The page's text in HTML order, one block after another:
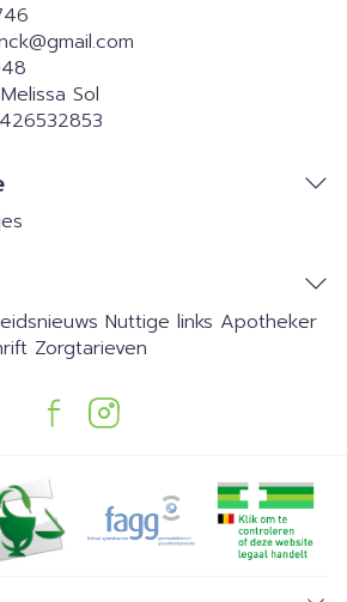
gmail.com
Melissa Sol
Nuttige links Apotheker
Zorgtarieven